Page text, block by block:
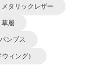
メタリックレザー
履
パンプス
ィング）